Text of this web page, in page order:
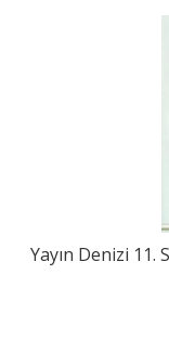
Yayın Denizi 11.